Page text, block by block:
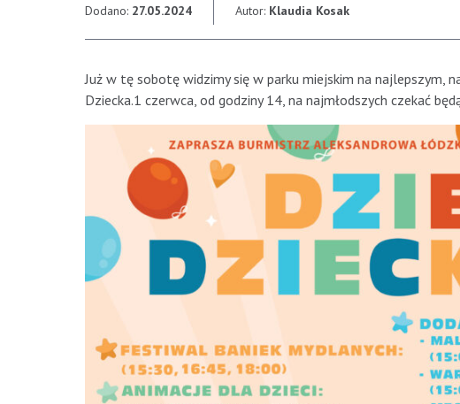
Dodano: 27.05.2024 Autor: Klaudia Kosak
Już w tę sobotę widzimy się w parku miejskim na najlepszym,
Dziecka.1 czerwca, od godziny 14, na najmłodszych czekać